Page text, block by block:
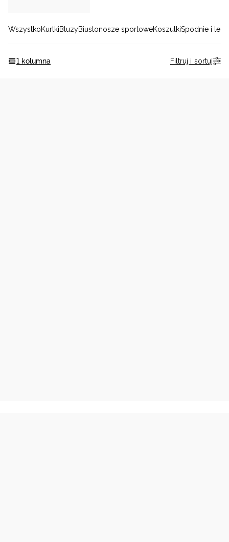
WszystkoKurtkiBluzyBiustonosze sportoweKoszulkiSpodnie i
1 kolumna Filtruj i sortuj
Rumuński / RON